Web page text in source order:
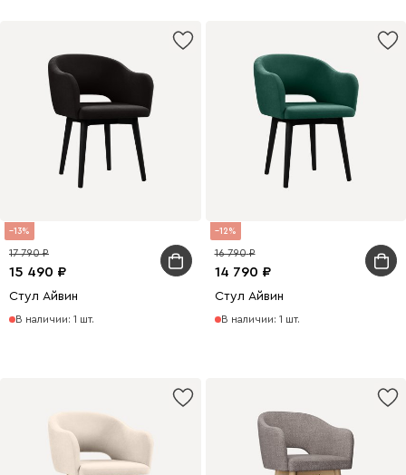
13
15 490
17 790
Стул Айвин
В наличии: 1 шт.
12
14 790
16 790
Стул Айвин
В наличии: 1 шт.